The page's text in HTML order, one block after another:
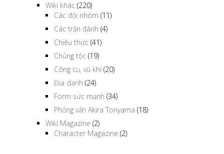
Wiki khác (220)
Các đội nhóm (11)
Các trận đánh (4)
Chiêu thức (41)
Chủng tộc (19)
Công cụ, vũ khí(20)
Địa danh (24)
Form sức mạnh (34)
Phỏng vấn Akira Toriyama (18)
Wiki Magazine (2)
Character Magazine (2)